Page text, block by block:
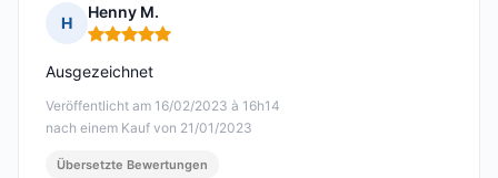
H
Henny M.
Hinweis: 5 von 5
Veröffentlicht am 16/02/2023 à 16h14
nach einem Kauf von 21/01/2023
Ausgezeichnet
Übersetzte Bewertungen